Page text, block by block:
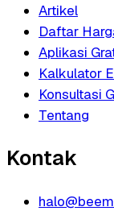
Artikel
Daftar
Aplikasi
Kalkulator
Konsultasi
Tentang
Kontak